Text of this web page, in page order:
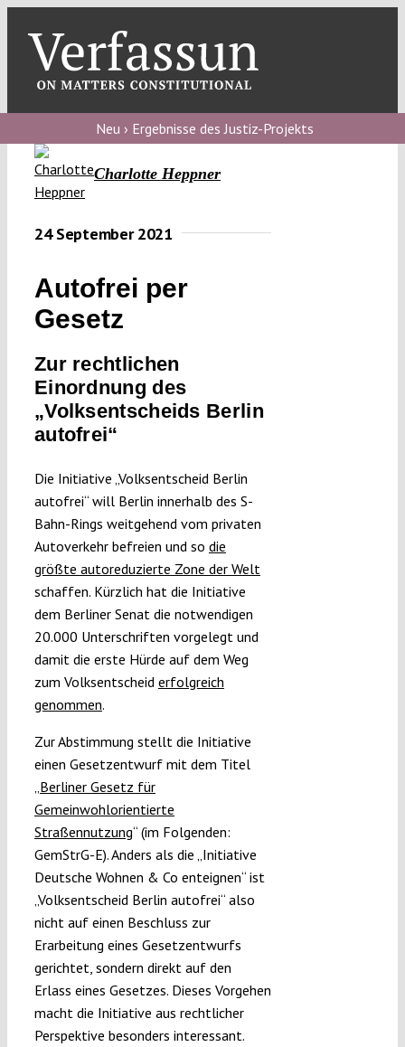
content
blog
Verfassungs
Verfassungs
Verfassungs
editorial
Funding
Projects
Neu › Ergebnisse des Justiz-Projekts
Charlotte Heppner
24 September 2021
Autofrei per
Gesetz
Zur rechtlichen
Einordnung des
„Volksentscheids Berlin
autofrei“
Die Initiative „Volksentscheid Berlin
autofrei“ will Berlin innerhalb des S-
Bahn-Rings weitgehend vom privaten
Autoverkehr befreien und so die
größte autoreduzierte Zone der Welt
schaffen. Kürzlich hat die Initiative
dem Berliner Senat die notwendigen
20.000 Unterschriften vorgelegt und
damit die erste Hürde auf dem Weg
zum Volksentscheid erfolgreich
genommen.
Zur Abstimmung stellt die Initiative
einen Gesetzentwurf mit dem Titel
Berliner Gesetz für
Gemeinwohlorientierte
Straßennutzung“ (im Folgenden:
GemStrG-E). Anders als die „Initiative
Deutsche Wohnen & Co enteignen“ ist
„Volksentscheid Berlin autofrei“ also
nicht auf einen Beschluss zur
Erarbeitung eines Gesetzentwurfs
gerichtet, sondern direkt auf den
Erlass eines Gesetzes. Dieses Vorgehen
macht die Initiative aus rechtlicher
Perspektive besonders interessant.